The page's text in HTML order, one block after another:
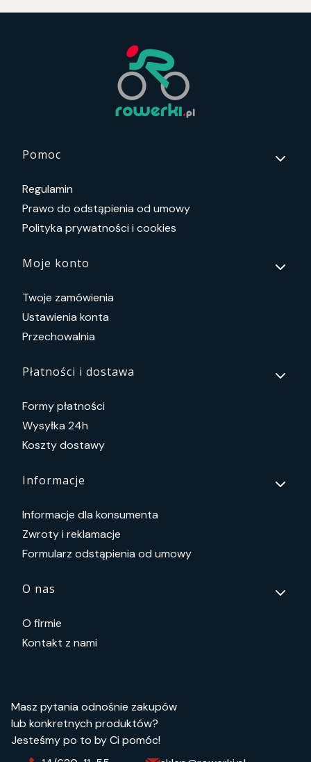
Linki w stopce
Pomoc
Regulamin
Prawo do odstąpienia od umowy
Polityka prywatności i cookies
Moje konto
Twoje zamówienia
Ustawienia konta
Przechowalnia
Płatności i dostawa
Formy płatności
Wysyłka 24h
Koszty dostawy
Informacje
Informacje dla konsumenta
Zwroty i reklamacje
Formularz odstąpienia od umowy
O nas
O firmie
Kontakt z nami
Masz pytania odnośnie zakupów
lub konkretnych produktów?
Jesteśmy po to by Ci pomóc!